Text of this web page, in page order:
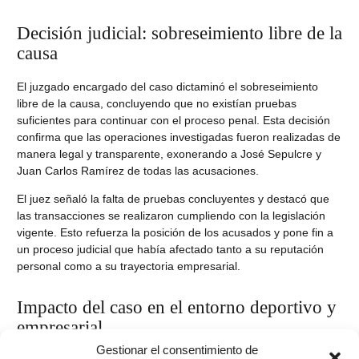
Gestionar el consentimiento de
Decisión judicial: sobreseimiento libre de la
causa
El juzgado encargado del caso dictaminó el sobreseimiento
libre de la causa, concluyendo que no existían pruebas
suficientes para continuar con el proceso penal. Esta decisión
confirma que las operaciones investigadas fueron realizadas de
manera legal y transparente, exonerando a José Sepulcre y
Juan Carlos Ramírez de todas las acusaciones.
El juez señaló la falta de pruebas concluyentes y destacó que
las transacciones se realizaron cumpliendo con la legislación
vigente. Esto refuerza la posición de los acusados y pone fin a
un proceso judicial que había afectado tanto a su reputación
personal como a su trayectoria empresarial.
Impacto del caso en el entorno deportivo y
empresarial